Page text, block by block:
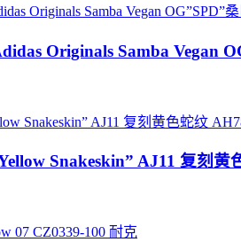
Originals Samba Vegan
Snakeskin” AJ11 复刻黄
耐克